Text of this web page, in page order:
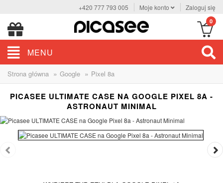
+420 777 793 005 Moje konto Zaloguj się
0
MENU
Strona główna » Google » Pixel 8a
PICASEE ULTIMATE CASE NA GOOGLE PIXEL 8A -
ASTRONAUT MINIMAL